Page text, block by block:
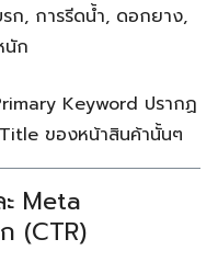
รก, การรีดน้ำ, ดอกยาง,
นัก
Keyword ปรากฏ
ของหน้าสินค้านั้นๆ
Meta
(CTR)